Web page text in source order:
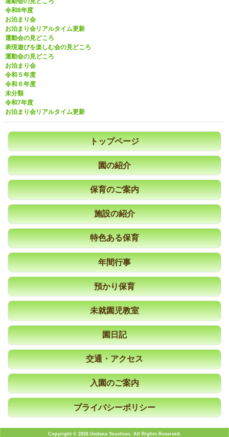
令和8年度
お泊まり会
お泊まり会リアルタイム更新
運動会の見どころ
表現遊びを楽しむ会の見どころ
運動会の見どころ
お泊まり会
令和５年度
令和６年度
未分類
令和7年度
お泊まり会リアルタイム更新
トップページ
園の紹介
保育のご案内
施設の紹介
特色ある保育
年間行事
預かり保育
未就園児教室
園日記
交通・アクセス
入園のご案内
プライバシーポリシー
Copyright © 2026 Uedana Youchien. All Rights Reserved.